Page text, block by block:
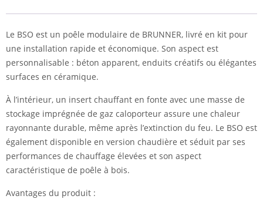
Le BSO est un poêle modulaire de BRUNNER, livré en kit pour
une installation rapide et économique. Son aspect est
personnalisable : béton apparent, enduits créatifs ou élégantes
surfaces en céramique.
À l’intérieur, un insert chauffant en fonte avec une masse de
stockage imprégnée de gaz caloporteur assure une chaleur
rayonnante durable, même après l’extinction du feu. Le BSO est
également disponible en version chaudière et séduit par ses
performances de chauffage élevées et son aspect
caractéristique de poêle à bois.
Avantages du produit :